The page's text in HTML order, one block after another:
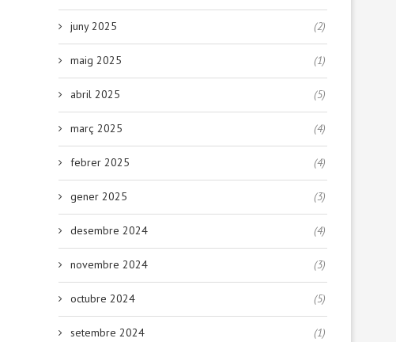
juny 2025 (2)
maig 2025 (1)
abril 2025 (5)
març 2025 (4)
febrer 2025 (4)
gener 2025 (3)
desembre 2024 (4)
novembre 2024 (3)
octubre 2024 (5)
setembre 2024 (1)